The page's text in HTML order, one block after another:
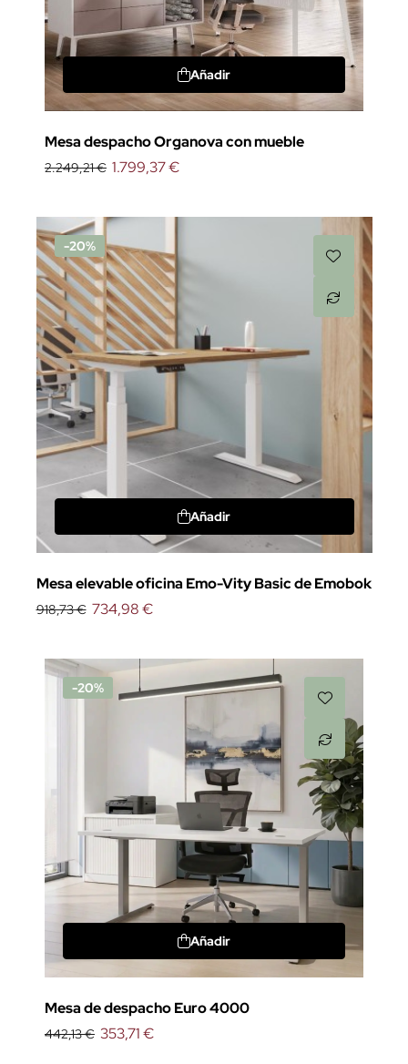
Añadir
Mesa despacho Organova con mueble
2.249,21 € 1.799,37 €
-20%
Añadir
Mesa elevable oficina Emo-Vity Basic de Emobok
918,73 € 734,98 €
-20%
Añadir
Mesa de despacho Euro 4000
442,13 € 353,71 €